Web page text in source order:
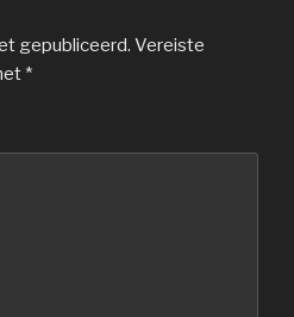
gepubliceerd. Vereiste
*